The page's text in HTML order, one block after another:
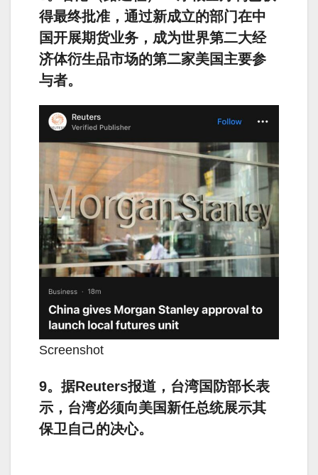
得最终批准，通过新成立的部门在中
国开展期货业务，成为世界第二大经
济体衍生品市场的第二家美国主要参
与者。
Screenshot
9。据Reuters报道，台湾国防部长表
示，台湾必须向美国新任总统展示其
保卫自己的决心。